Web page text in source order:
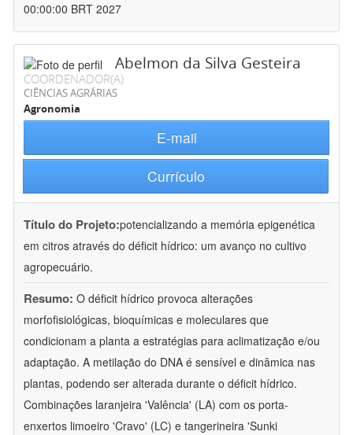
00:00:00 BRT 2027
Abelmon da Silva Gesteira
COORDENADOR(A)
CIÊNCIAS AGRÁRIAS
Agronomia
E-mail
Currículo
Título do Projeto:potencializando a memória epigenética
em citros através do déficit hídrico: um avanço no cultivo
agropecuário.
Resumo: O déficit hídrico provoca alterações
morfofisiológicas, bioquímicas e moleculares que
condicionam a planta a estratégias para aclimatização e/ou
adaptação. A metilação do DNA é sensível e dinâmica nas
plantas, podendo ser alterada durante o déficit hídrico.
Combinações laranjeira 'Valência' (LA) com os porta-
enxertos limoeiro 'Cravo' (LC) e tangerineira 'Sunki